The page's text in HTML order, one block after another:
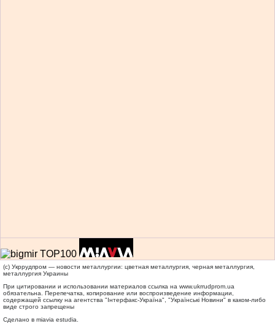
(c) Укррудпром — новости металлургии: цветная металлургия, черная металлургия,
металлургия Украины
При цитировании и использовании материалов ссылка на www.ukrrudprom.ua
обязательна. Перепечатка, копирование или воспроизведение информации,
содержащей ссылку на агентства "Iнтерфакс-Україна", "Українськi Новини" в каком-либо
виде строго запрещены
Сделано в miavia estudia.